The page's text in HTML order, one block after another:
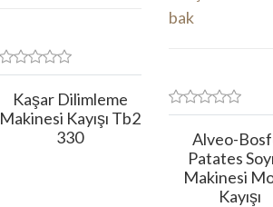
Kaşar Dilimleme
Makinesi Kayışı Tb2
330
Alveo-
Patates
Makinesi
Kayışı